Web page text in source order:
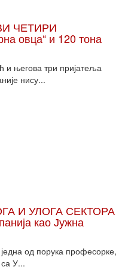
ЧЕТИРИ
овца“ и 120 тона
и његова три пријатеља
нису...
И УЛОГА СЕКТОРА
као Јужна
једна од порука професорке,
У...